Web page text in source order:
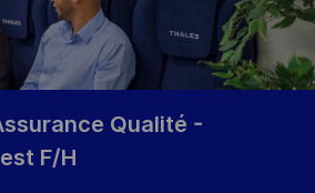
Qualité -
F/H